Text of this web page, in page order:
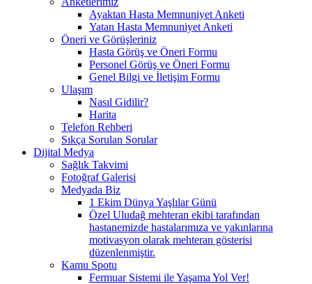
Ayaktan Hasta Memnuniyet Anketi
Yatan Hasta Memnuniyet Anketi
Öneri ve Görüşleriniz
Hasta Görüş ve Öneri Formu
Personel Görüş ve Öneri Formu
Genel Bilgi ve İletişim Formu
Ulaşım
Nasıl Gidilir?
Harita
Telefon Rehberi
Sıkça Sorulan Sorular
Dijital Medya
Sağlık Takvimi
Fotoğraf Galerisi
Medyada Biz
1 Ekim Dünya Yaşlılar Günü
Özel Uludağ mehteran ekibi tarafından
hastanemizde hastalarımıza ve yakınlarına
motivasyon olarak mehteran gösterisi
düzenlenmiştir.
Kamu Spotu
Fermuar Sistemi ile Yaşama Yol Ver!